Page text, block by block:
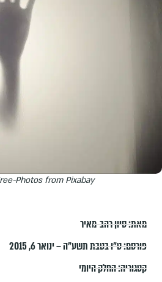
Photos from Pixabay
מאת:סיון רהב-מאיר
פורסם:ט״ו בטבת תשע״ה – ינואר 6, 2015
קטגוריה:החלק היומי